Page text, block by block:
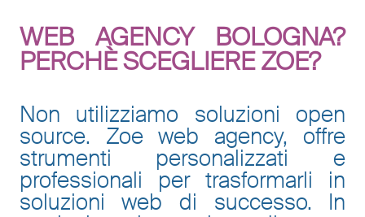
WEB AGENCY BOLOGNA?
PERCHÈ SCEGLIERE ZOE?
Non utilizziamo soluzioni open
source. Zoe web agency, offre
strumenti personalizzati e
professionali per trasformarli in
soluzioni web di successo. In